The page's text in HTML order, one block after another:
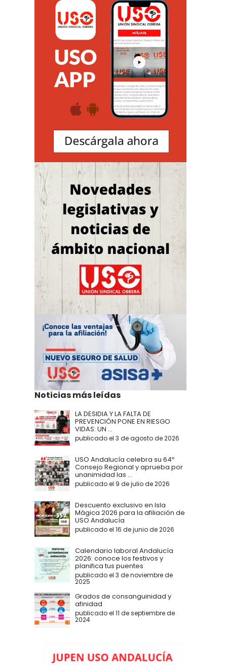
Noticias más leídas
LA DESIDIA Y LA FALTA DE
PREVENCIÓN PONE EN RIESGO
VIDAS: UN ...
publicado el 3 de agosto de 2026
USO Andalucía celebra su 64º
Consejo Regional y aprueba por
unanimidad las ...
publicado el 9 de julio de 2026
Descuento exclusivo en Isla
Mágica 2026 para la afiliación de
USO Andalucía
publicado el 16 de junio de 2026
Calendario laboral Andalucía
2026: conoce los festivos y
planifica tus puentes
publicado el 3 de noviembre de
2025
Grados de consanguinidad y
afinidad
publicado el 11 de septiembre de
2024